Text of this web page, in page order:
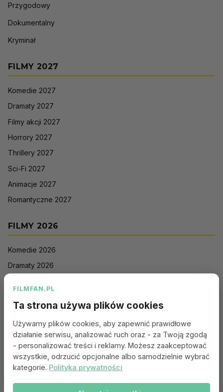
Przygodowy
Dokumentalny
Kryminał
FILMY 2027
Komedie 2027
Dramaty 2027
Filmy akcji 2027
Horrory 2027
Thrillery 2027
Sci-Fi 2027
Animacje 2027
Romantyczne 2027
FILMY 2026
Komedie 2026
Dramaty 2026
Sci-Fi 2026
Animacje 2026
Romantyczne 2026
FILMFAN.PL
Ta strona używa plików cookies
Używamy plików cookies, aby zapewnić prawidłowe
działanie serwisu, analizować ruch oraz - za Twoją zgodą
- personalizować treści i reklamy. Możesz zaakceptować
wszystkie, odrzucić opcjonalne albo samodzielnie wybrać
kategorie. Polityka prywatności